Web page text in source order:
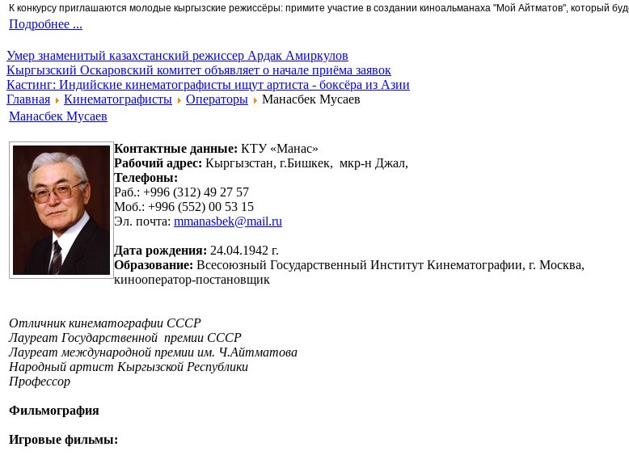
К конкурсу приглашаются молодые кыргызские режиссёры: примите участие в создании киноальманаха "Мой Айтматов", который
Подробнее ...
Умер знаменитый казахстанский режиссер Ардак Амиркулов
Кыргызский Оскаровский комитет объявляет о начале приёма заявок
Кастинг: Индийские кинематографисты ищут артиста - боксёра из Азии
Главная
Кинематографисты Операторы
Манасбек Мусаев
Манасбек Мусаев
Контактные данные: КТУ «Манас»
Рабочий адрес: Кыргызстан, г.Бишкек, мкр-н Джал,
Телефоны:
Раб.: +996 (312) 49 27 57
Моб.: +996 (552) 00 53 15
Эл. почта: mmanasbek@mail.ru
Дата рождения: 24.04.1942 г.
Образование: Всесоюзный Государственный Институт Кинематографии, г. Москва,
кинооператор-постановщик
Отличник кинематографии СССР
Лауреат Государственной премии СССР
Лауреат международной премии им. Ч.Айтматова
Народный артист Кыргызской Республики
Профессор
Фильмография
Игровые фильмы: